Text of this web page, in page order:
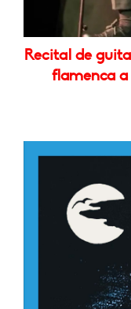
Recital de
flamenca a